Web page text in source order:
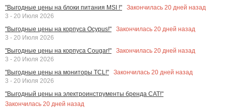
"Выгодные цены на блоки питания MSI !"
Закончилась 20 дней назад
3 - 20 Июля 2026
"Выгодные цены на корпуса Ocypus!"
Закончилась 20 дней назад
3 - 20 Июля 2026
"Выгодные цены на корпуса Cougar!"
Закончилась 20 дней назад
3 - 20 Июля 2026
"Выгодные цены на мониторы TCL!"
Закончилась 20 дней назад
3 - 20 Июля 2026
"Выгодный цены на электроинструменты бренда CAT!"
Закончилась 20 дней назад